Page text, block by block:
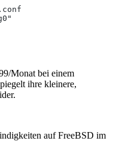
Monat bei einem
ihre kleinere,
auf FreeBSD im